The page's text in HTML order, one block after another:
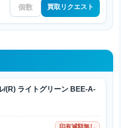
買取リクエスト
(R) ライトグリーン BEE-A-
印有減額無し